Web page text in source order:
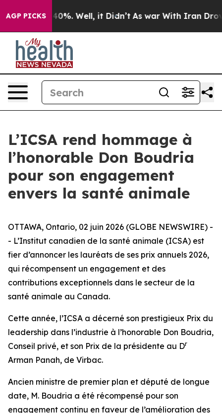
AGP PICKS40%. Well, it Didn’t As war With Iran Drove
L’ICSA rend hommage à
l’honorable Don Boudria
pour son engagement
envers la santé animale
OTTAWA, Ontario, 02 juin 2026 (GLOBE NEWSWIRE) -
- L’Institut canadien de la santé animale (ICSA) est
fier d’annoncer les lauréats de ses prix annuels 2026,
qui récompensent un engagement et des
contributions exceptionnels dans le secteur de la
santé animale au Canada.
Cette année, l’ICSA a décerné son prestigieux Prix du
leadership dans l’industrie à l’honorable Don Boudria,
Conseil privé, et son Prix de la présidente au Dr
Arman Panah, de Virbac.
Ancien ministre de premier plan et député de longue
date, M. Boudria a été récompensé pour son
engagement continu en faveur de l’amélioration des